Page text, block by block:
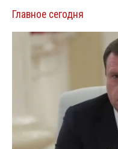
Главное сегодня